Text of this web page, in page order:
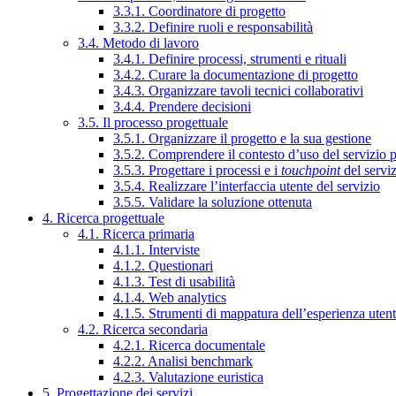
3.3.1. Coordinatore di progetto
3.3.2. Definire ruoli e responsabilità
3.4. Metodo di lavoro
3.4.1. Definire processi, strumenti e rituali
3.4.2. Curare la documentazione di progetto
3.4.3. Organizzare tavoli tecnici collaborativi
3.4.4. Prendere decisioni
3.5. Il processo progettuale
3.5.1. Organizzare il progetto e la sua gestione
3.5.2. Comprendere il contesto d’uso del servizio
3.5.3. Progettare i processi e i touchpointdel
3.5.4. Realizzare l’interfaccia utente del servizio
3.5.5. Validare la soluzione ottenuta
4. Ricerca progettuale
4.1. Ricerca primaria
4.1.1. Interviste
4.1.2. Questionari
4.1.3. Test di usabilità
4.1.4. Web analytics
4.1.5. Strumenti di mappatura dell’esperienza
4.2. Ricerca secondaria
4.2.1. Ricerca documentale
4.2.2. Analisi benchmark
4.2.3. Valutazione euristica
5. Progettazione dei servizi